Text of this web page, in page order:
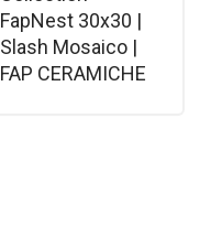
FapNest 30x30 |
Slash Mosaico |
FAP CERAMICHE